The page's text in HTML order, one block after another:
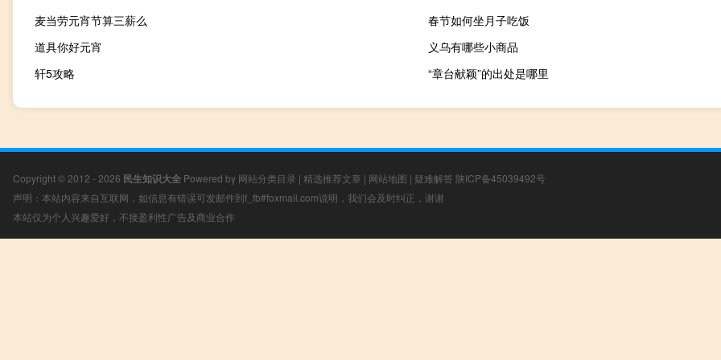
麦当劳元宵节算三薪么
春节如何坐月子吃饭
道具你好元宵
义乌有哪些小商品
轩5攻略
“章台献颖”的出处是哪里
Copyright © 2012 - 2026 民生知识大全 Powered by 网站分类目录 | 精选推荐文章 | 网站地图 | 疑难解答 陕ICP备45039492号
声明：本站内容来自互联网，如信息有错误可发邮件到f_fb#foxmail.com说明，我们会及时纠正，谢谢
本站仅为个人兴趣爱好，不接盈利性广告及商业合作